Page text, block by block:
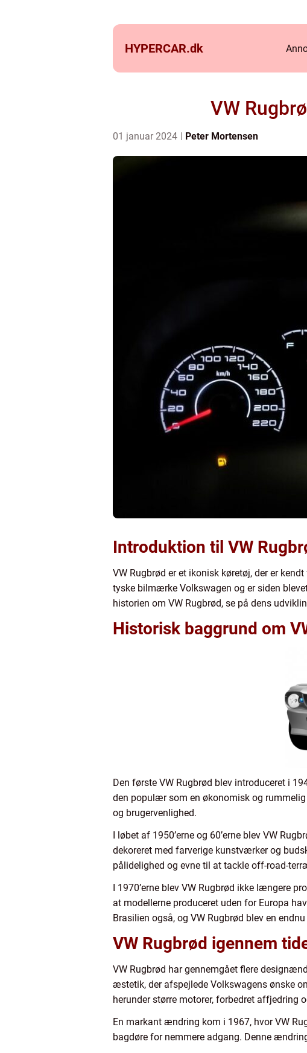
HYPERCAR.dk
VW
01 januar 2024 Peter Mortensen
Introduktion til VW
VW Rugbrød er et ikonisk køretøj, der er
tyske bilmærke Volkswagen og er siden
historien om VW Rugbrød, se på dens
Historisk baggrund om
Den første VW Rugbrød blev introduceret i
den populær som en økonomisk og
og brugervenlighed.
I løbet af 1950’erne og 60’erne blev VW
dekoreret med farverige kunstværker og
pålidelighed og evne til at tackle off-road-
I 1970’erne blev VW Rugbrød ikke længere
at modellerne produceret uden for Europa
Brasilien også, og VW Rugbrød blev en
VW Rugbrød igennem
VW Rugbrød har gennemgået flere
æstetik, der afspejlede Volkswagens ønske
herunder større motorer, forbedret affjedring
En markant ændring kom i 1967, hvor VW
bagdøre for nemmere adgang. Denne